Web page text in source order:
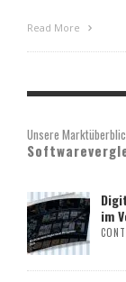
Read More
Unsere
im